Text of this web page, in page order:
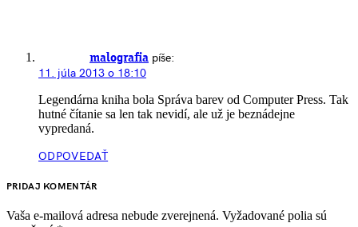
malografia píše:
11. júla 2013 o 18:10
Legendárna kniha bola Správa barev od Computer Press. Tak
hutné čítanie sa len tak nevidí, ale už je beznádejne
vypredaná.
ODPOVEDAŤ
PRIDAJ KOMENTÁR
Vaša e-mailová adresa nebude zverejnená. Vyžadované polia sú